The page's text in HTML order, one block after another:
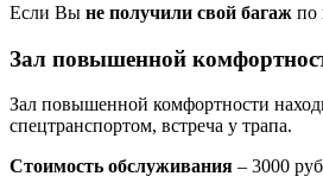
Если Вы не получили свой багаж по
Зал повышенной
Зал повышенной комфортности
спецтранспортом, встреча у трапа.
Стоимость обслуживания – 3000